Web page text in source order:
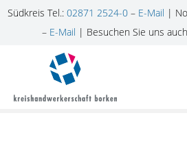
Südkreis Tel.: 02871 2524-0 – E-Mail |
– E-Mail | Besuchen Sie uns